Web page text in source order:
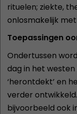
rituelen; ziekte,
onlosmakelijk
Toepassingen
Ondertussen
dag in het
‘herontdekt’ en
verder
bijvoorbeeld ook